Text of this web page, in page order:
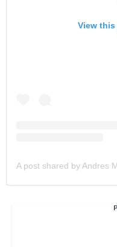
View